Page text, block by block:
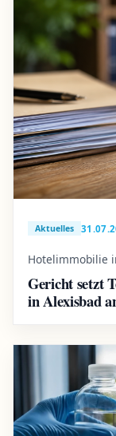
Aktuelles
Hotelimmobilie
Gericht setzt
in Alexisbad